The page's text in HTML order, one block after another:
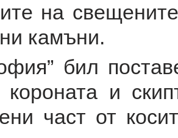
на
камъни.
бил
короната и
част от